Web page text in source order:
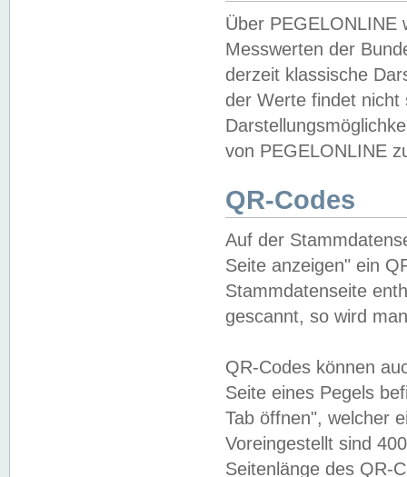
Über PEGELONLINE
Messwerten der
derzeit klassische
der Werte findet
von PEGELONLINE
QR-Codes
Auf der
Seite anzeigen" ein
Stammdatenseite
gescannt, so wird
QR-Codes können
Seite eines Pegels
Tab öffnen", welcher
Voreingestellt sind
Seitenlänge des QR-